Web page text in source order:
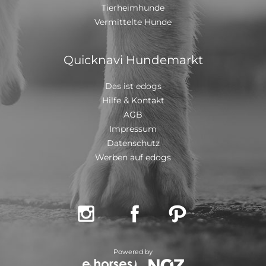
mit einem EU Ausweis in einem beim deutschen
Veterinäramt registriertem Transport
Tierheimhunde
Vermittelte Hunde
Quicknavi Hundemarkt
Das ist edogs
Hilfe & Kontakt
AGB
Impressum
Datenschutz
Werben auf edogs
  
Powered by